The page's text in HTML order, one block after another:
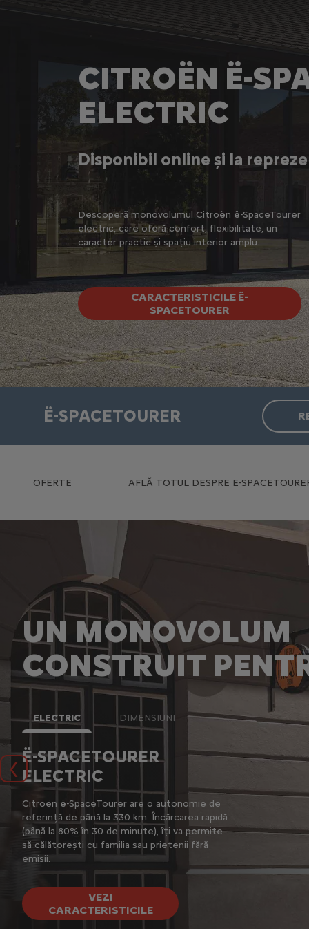
CITROËN Ë-
ELECTRIC
Disponibil online și la
Descoperă monovolumul Citroën ë-SpaceTourer
electric, care oferă confort, flexibilitate, un
caracter practic și spațiu interior amplu.
CARACTERISTICILE Ë-
SPACETOURER
Ë-SPACETOURER
OFERTE AFLĂ TOTUL DESPRE Ë-
Précédent
UN MONOVOLUM
CONSTRUIT
ë-
Ë-SPACETOURER
ELECTRIC
Citroën ë-SpaceTourer are o autonomie de
referință de până la 330 km. Încărcarea rapidă
(până la 80% în 30 de minute), îți va permite
să călătorești cu familia sau prietenii fără
emisii.
VEZI
CARACTERISTICILE
3
SpaceTourer
(5,30 m) - și
ELECTRIC DIMENSIUNI